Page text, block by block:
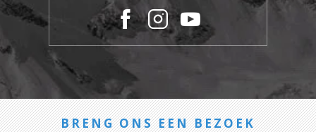
BRENG ONS EEN BEZOEK